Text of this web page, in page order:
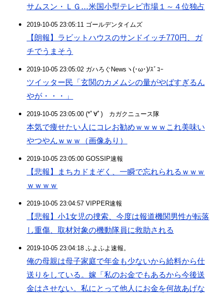
サムスン・ＬＧ…米国小型テレビ市場１～４位独占
2019-10-05 23:05:11 ゴールデンタイムズ
【朗報】ラビットハウスのサンドイッチ770円、ガ
チでうまそう
2019-10-05 23:05:02 ガハろぐNewsヽ(･ω･)/ｽﾞｺｰ
ツイッター民「玄関のカメムシの量がやばすぎるん
やが・・・」
2019-10-05 23:05:00 (*ﾟ∀ﾟ)ゞカガクニュース隊
本気で痩せたい人にコレお勧めｗｗｗｗこれ美味い
やつやんｗｗｗ（画像あり）
2019-10-05 23:05:00 GOSSIP速報
【悲報】まちカドまぞく、一瞬で忘れられるｗｗｗ
ｗｗｗｗ
2019-10-05 23:04:57 VIPPER速報
【悲報】小1女児の捜索、今度は報道機関男性が転落
し重傷、取材対象の機動隊員に救助される
2019-10-05 23:04:18 ふよふよ速報。
俺の母親は母子家庭で年金も少ないから給料から仕
送りをしている。嫁「私のお金でもあるから今後送
金はさせない。私にとって他人にお金を何故あげな